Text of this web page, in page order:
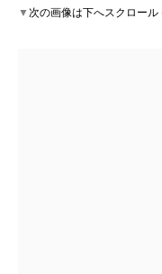
▼次の画像は下へスクロール